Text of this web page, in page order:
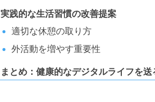
実践的な生活習慣の改善提案
適切な休憩の取り方
外活動を増やす重要性
まとめ：健康的なデジタルライフを送